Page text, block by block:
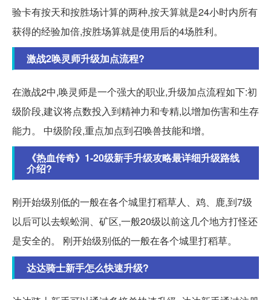
验卡有按天和按胜场计算的两种,按天算就是24小时内所有
获得的经验加倍,按胜场算就是使用后的4场胜利。
激战2唤灵师升级加点流程?
在激战2中,唤灵师是一个强大的职业,升级加点流程如下:初
级阶段,建议将点数投入到精神力和专精,以增加伤害和生存
能力。 中级阶段,重点加点到召唤兽技能和增。
《热血传奇》1-20级新手升级攻略最详细升级路线
介绍?
刚开始级别低的一般在各个城里打稻草人、鸡、鹿,到7级
以后可以去蜈蚣洞、矿区,一般20级以前这几个地方打怪还
是安全的。 刚开始级别低的一般在各个城里打稻草。
达达骑士新手怎么快速升级?